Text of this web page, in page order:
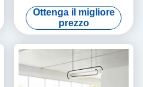
PVC, superficie verniciata in
lacca, illuminazione
ambientale LED attivata
dalla voce
Ottenga il migliore
prezzo